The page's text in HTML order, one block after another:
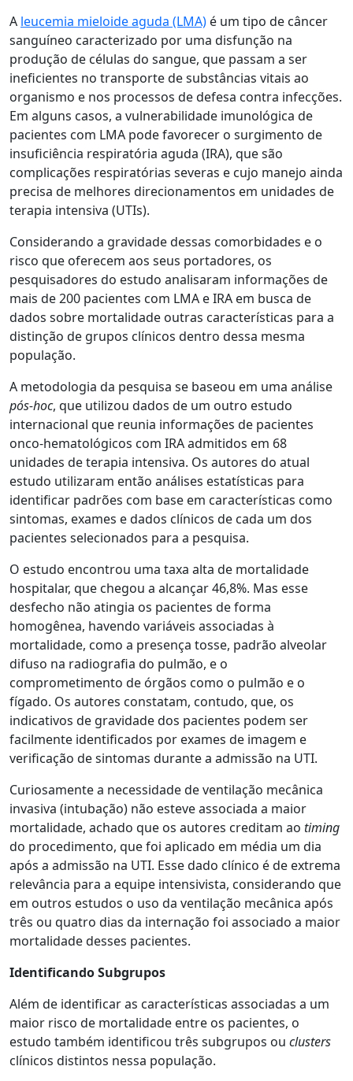
A leucemia mieloide aguda (LMA) é um tipo de câncer
sanguíneo caracterizado por uma disfunção na
produção de células do sangue, que passam a ser
ineficientes no transporte de substâncias vitais ao
organismo e nos processos de defesa contra infecções.
Em alguns casos, a vulnerabilidade imunológica de
pacientes com LMA pode favorecer o surgimento de
insuficiência respiratória aguda (IRA), que são
complicações respiratórias severas e cujo manejo ainda
precisa de melhores direcionamentos em unidades de
terapia intensiva (UTIs).
Considerando a gravidade dessas comorbidades e o
risco que oferecem aos seus portadores, os
pesquisadores do estudo analisaram informações de
mais de 200 pacientes com LMA e IRA em busca de
dados sobre mortalidade outras características para a
distinção de grupos clínicos dentro dessa mesma
população.
A metodologia da pesquisa se baseou em uma análise
pós-hoc, que utilizou dados de um outro estudo
internacional que reunia informações de pacientes
onco-hematológicos com IRA admitidos em 68
unidades de terapia intensiva. Os autores do atual
estudo utilizaram então análises estatísticas para
identificar padrões com base em características como
sintomas, exames e dados clínicos de cada um dos
pacientes selecionados para a pesquisa.
O estudo encontrou uma taxa alta de mortalidade
hospitalar, que chegou a alcançar 46,8%. Mas esse
desfecho não atingia os pacientes de forma
homogênea, havendo variáveis associadas à
mortalidade, como a presença tosse, padrão alveolar
difuso na radiografia do pulmão, e o
comprometimento de órgãos como o pulmão e o
fígado. Os autores constatam, contudo, que, os
indicativos de gravidade dos pacientes podem ser
facilmente identificados por exames de imagem e
verificação de sintomas durante a admissão na UTI.
Curiosamente a necessidade de ventilação mecânica
invasiva (intubação) não esteve associada a maior
mortalidade, achado que os autores creditam ao timing
do procedimento, que foi aplicado em média um dia
após a admissão na UTI. Esse dado clínico é de extrema
relevância para a equipe intensivista, considerando que
em outros estudos o uso da ventilação mecânica após
três ou quatro dias da internação foi associado a maior
mortalidade desses pacientes.
Identificando Subgrupos
Além de identificar as características associadas a um
maior risco de mortalidade entre os pacientes, o
estudo também identificou três subgrupos ou clusters
clínicos distintos nessa população.